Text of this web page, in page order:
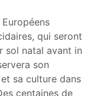
qui seront
sol natal avant in
son
sa culture dans
centaines de